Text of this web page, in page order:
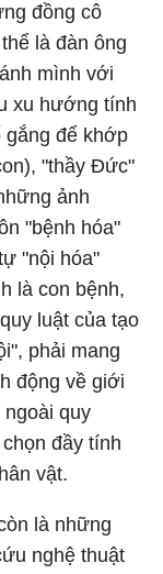
đồng cô
là đàn ông
mình với
xu hướng tính
gắng để khớp
"thầy Đức"
ảnh
"bệnh hóa"
"nội hóa"
là con bệnh,
luật của tạo
phải mang
động về giới
quy
đầy tính
vật.
là những
nghệ thuật